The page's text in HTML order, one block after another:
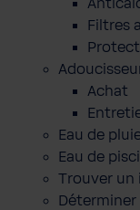
Filtres
Achat
Eau de
Eau de
Trouver un
Déterminer